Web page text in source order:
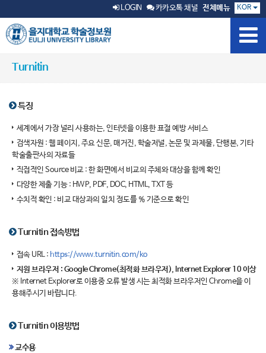
LOGIN 카카오톡 채널 전체메뉴 KOR
Turnitin
특징
세계에서 가장 널리 사용하는, 인터넷을 이용한 표절 예방 서비스
검색자원 : 웹 페이지, 주요 신문, 매거진, 학술저널, 논문 및 과제물, 단행본, 기타
학술출판사의 자료들
직접적인 Source 비교 : 한 화면에서 비교의 주체와 대상을 함께 확인
다양한 제출 기능 : HWP, PDF, DOC, HTML, TXT 등
수치적 확인 : 비교 대상과의 일치 정도를 % 기준으로 확인
Turnitin 접속방법
접속 URL : https://www.turnitin.com/ko
지원 브라우저 : Google Chrome(최적화 브라우저), Internet Explorer 10 이상
※ Internet Explorer로 이용중 오류 발생 시는 최적화 브라우저인 Chrome을 이
용해주시기 바랍니다.
Turnitin 이용방법
교수용